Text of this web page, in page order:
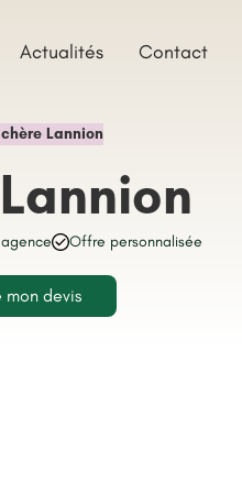
Actualités Contact
Lannion
Offre personnalisée
mon devis